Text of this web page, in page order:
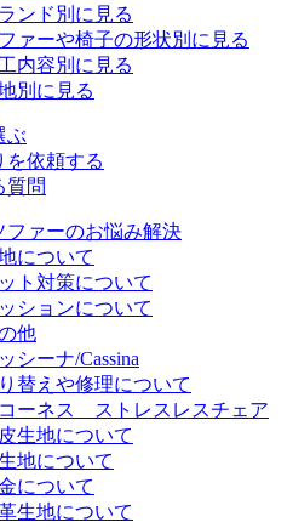
ンド別に見る
ァーや椅子の形状別に見る
内容別に見る
別に見る
ぶ
を依頼する
質問
ファーのお悩み解決
について
ト対策について
ションについて
他
シーナ/Cassina
替えや修理について
ーネス ストレスレスチェア
生地について
地について
について
生地について